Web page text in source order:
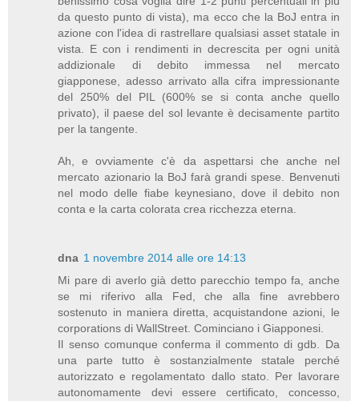
da questo punto di vista), ma ecco che la BoJ entra in
azione con l'idea di rastrellare qualsiasi asset statale in
vista. E con i rendimenti in decrescita per ogni unità
addizionale di debito immessa nel mercato
giapponese, adesso arrivato alla cifra impressionante
del 250% del PIL (600% se si conta anche quello
privato), il paese del sol levante è decisamente partito
per la tangente.
Ah, e ovviamente c'è da aspettarsi che anche nel
mercato azionario la BoJ farà grandi spese. Benvenuti
nel modo delle fiabe keynesiano, dove il debito non
conta e la carta colorata crea ricchezza eterna.
dna 1 novembre 2014 alle ore 14:13
Mi pare di averlo già detto parecchio tempo fa, anche
se mi riferivo alla Fed, che alla fine avrebbero
sostenuto in maniera diretta, acquistandone azioni, le
corporations di WallStreet. Cominciano i Giapponesi.
Il senso comunque conferma il commento di gdb. Da
una parte tutto è sostanzialmente statale perché
autorizzato e regolamentato dallo stato. Per lavorare
autonomamente devi essere certificato, concesso,